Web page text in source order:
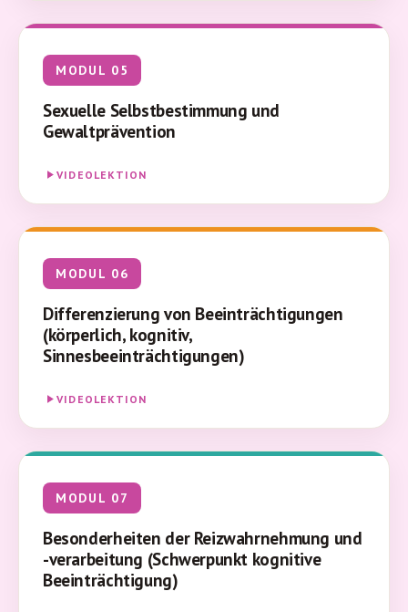
MODUL 05
Sexuelle Selbstbestimmung und
Gewaltprävention
VIDEOLEKTION
MODUL 06
Differenzierung von Beeinträchtigungen
(körperlich, kognitiv,
Sinnesbeeinträchtigungen)
VIDEOLEKTION
MODUL 07
Besonderheiten der Reizwahrnehmung und
-verarbeitung (Schwerpunkt kognitive
Beeinträchtigung)